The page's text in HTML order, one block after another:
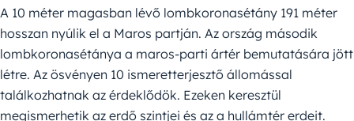
A 10 méter magasban lévő lombkoronasétány 191 méter
hosszan nyúlik el a Maros partján. Az ország második
lombkoronasétánya a maros-parti ártér bemutatására jött
létre. Az ösvényen 10 ismeretterjesztő állomással
találkozhatnak az érdeklődök. Ezeken keresztül
megismerhetik az erdő szintjei és az a hullámtér erdeit.